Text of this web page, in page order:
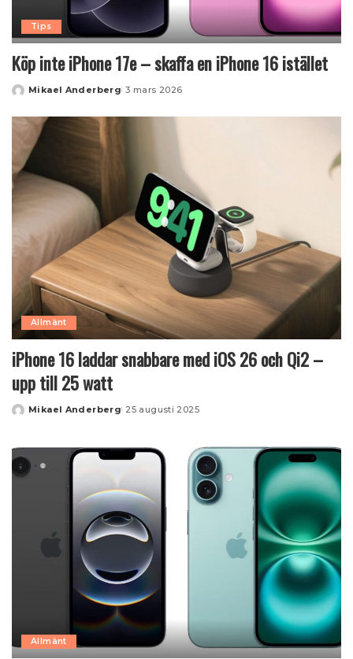
Tips
Köp inte iPhone 17e – skaffa en iPhone 16 istället
Posted
Mikael Anderberg 3 mars 2026
Allmänt
iPhone 16 laddar snabbare med iOS 26 och Qi2 –
upp till 25 watt
Posted
Mikael Anderberg 25 augusti 2025
Allmänt